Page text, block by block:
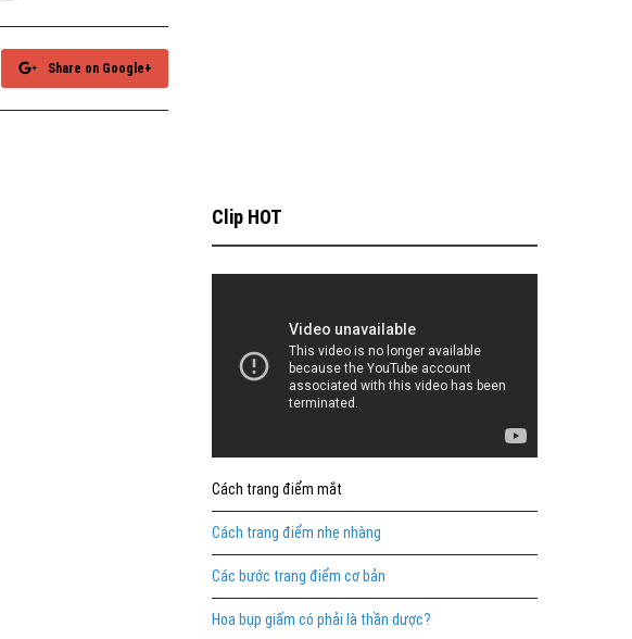
Share on Google+
Clip HOT
Cách trang điểm mắt
Cách trang điểm nhẹ nhàng
Các bước trang điểm cơ bản
Hoa bụp giấm có phải là thần dược?